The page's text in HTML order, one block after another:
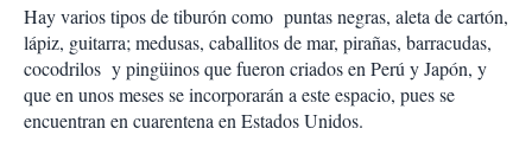
Hay varios tipos de tiburón como puntas negras, aleta de cartón,
lápiz, guitarra; medusas, caballitos de mar, pirañas, barracudas,
cocodrilos y pingüinos que fueron criados en Perú y Japón, y
que en unos meses se incorporarán a este espacio, pues se
encuentran en cuarentena en Estados Unidos.